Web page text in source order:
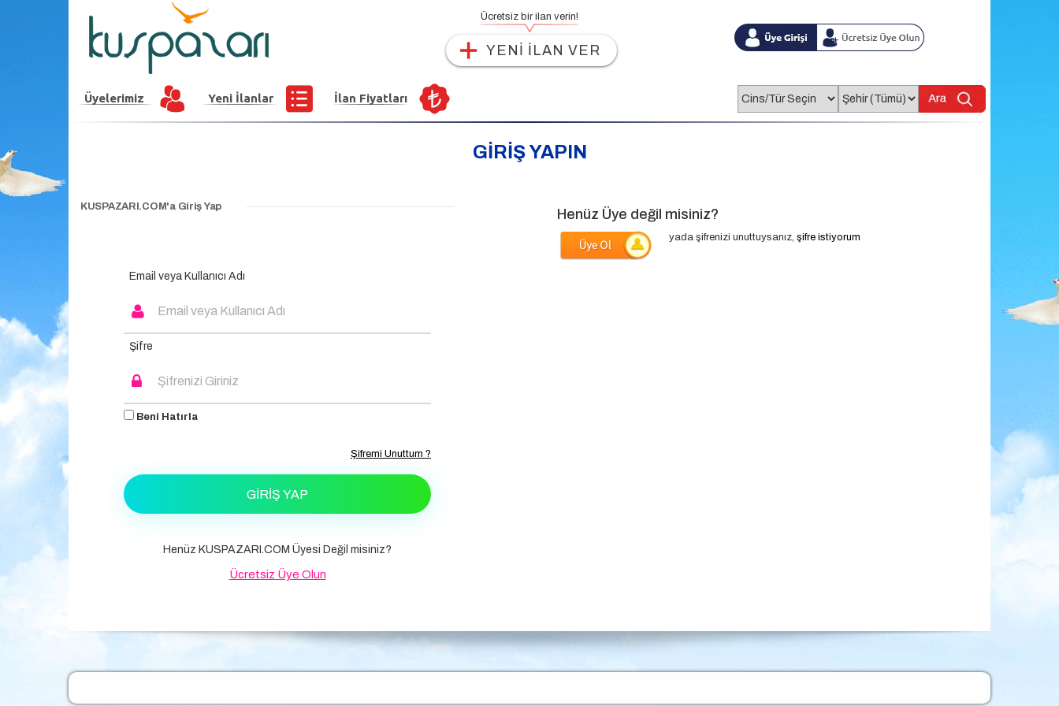
Ücretsiz bir ilan verin!
YENİ İLAN VER
Üyelerimiz Yeni İlanlar İlan Fiyatları
GİRİŞ YAPIN
KUSPAZARI.COM'a Giriş Yap
Email veya Kullanıcı Adı
Şifre
Beni Hatırla
Şifremi Unuttum ?
GIRIŞ YAP
Henüz KUSPAZARI.COM Üyesi Değil misiniz?
Ücretsiz Üye Olun
Henüz Üye değil misiniz?
yada şifrenizi unuttuysanız, şifre istiyorum